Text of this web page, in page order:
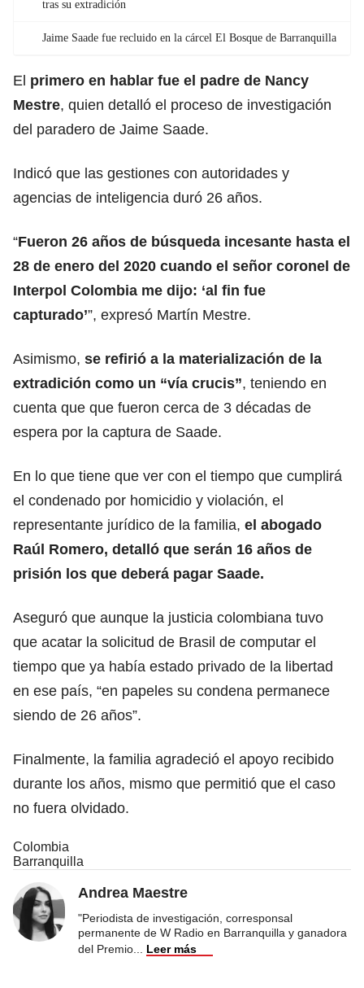
tras su extradición
Jaime Saade fue recluido en la cárcel El Bosque de Barranquilla
El primero en hablar fue el padre de Nancy
Mestre, quien detalló el proceso de investigación
del paradero de Jaime Saade.
Indicó que las gestiones con autoridades y
agencias de inteligencia duró 26 años.
“Fueron 26 años de búsqueda incesante hasta el
28 de enero del 2020 cuando el señor coronel de
Interpol Colombia me dijo: ‘al fin fue
capturado’”, expresó Martín Mestre.
Asimismo, se refirió a la materialización de la
extradición como un “vía crucis”, teniendo en
cuenta que que fueron cerca de 3 décadas de
espera por la captura de Saade.
En lo que tiene que ver con el tiempo que cumplirá
el condenado por homicidio y violación, el
representante jurídico de la familia, el abogado
Raúl Romero, detalló que serán 16 años de
prisión los que deberá pagar Saade.
Aseguró que aunque la justicia colombiana tuvo
que acatar la solicitud de Brasil de computar el
tiempo que ya había estado privado de la libertad
en ese país, “en papeles su condena permanece
siendo de 26 años”.
Finalmente, la familia agradeció el apoyo recibido
durante los años, mismo que permitió que el caso
no fuera olvidado.
Colombia
Barranquilla
Andrea Maestre
"Periodista de investigación, corresponsal
permanente de W Radio en Barranquilla y ganadora
del Premio
Leer más